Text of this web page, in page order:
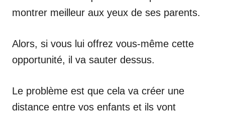
montrer meilleur aux yeux de ses parents.
Alors, si vous lui offrez vous-même cette
opportunité, il va sauter dessus.
Le problème est que cela va créer une
distance entre vos enfants et ils vont